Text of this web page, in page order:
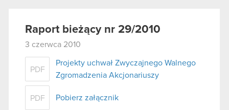
Raport bieżący nr 29/2010
3 czerwca 2010
PDF
Projekty uchwał Zwyczajnego Walnego
Zgromadzenia Akcjonariuszy
PDF Pobierz załącznik